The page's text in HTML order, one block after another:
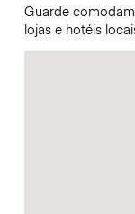
Guarde
lojas e hotéis